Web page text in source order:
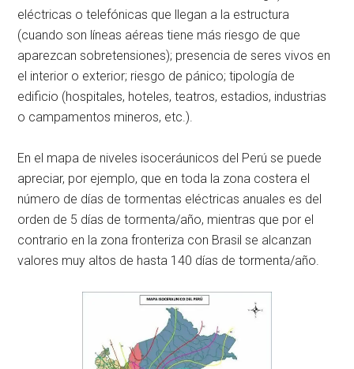
eléctricas o telefónicas que llegan a la estructura
(cuando son líneas aéreas tiene más riesgo de que
aparezcan sobretensiones); presencia de seres vivos en
el interior o exterior; riesgo de pánico; tipología de
edificio (hospitales, hoteles, teatros, estadios, industrias
o campamentos mineros, etc.).
En el mapa de niveles isoceráunicos del Perú se puede
apreciar, por ejemplo, que en toda la zona costera el
número de días de tormentas eléctricas anuales es del
orden de 5 días de tormenta/año, mientras que por el
contrario en la zona fronteriza con Brasil se alcanzan
valores muy altos de hasta 140 días de tormenta/año.